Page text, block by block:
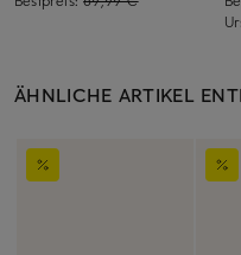
ÄHNLICHE ARTIKEL